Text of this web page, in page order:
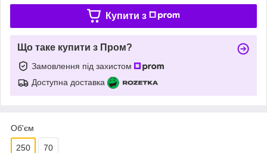
Купити з
Що таке купити з Пром?
Замовлення під захистом
Доступна доставка
Об'єм
250 70